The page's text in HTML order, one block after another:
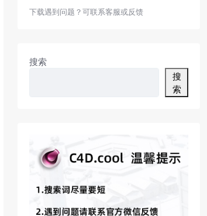
下载遇到问题？可联系客服或反馈
搜索
搜
索